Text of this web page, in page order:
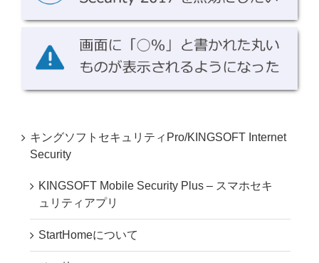
キングソフトセキュリティPro/KINGSOFT Internet
Security
KINGSOFT Mobile Security Plus – スマホセキ
ュリティアプリ
StartHomeについて